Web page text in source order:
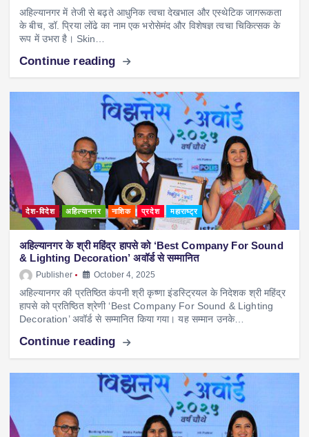
अहिल्यानगर में तेजी से बढ़ते आधुनिक त्वचा देखभाल और एस्थेटिक जागरूकता
के बीच, डॉ. प्रिया लोंढे का नाम एक भरोसेमंद और विशेषज्ञ त्वचा चिकित्सक के
रूप में उभरा है। Skin…
Continue reading
देश-विदेश अहिल्यानगर नाशिक प्रदेश महाराष्ट्र
अहिल्यानगर के श्री महिंद्र हापसे को ‘Best Company For Sound
& Lighting Decoration’ अवॉर्ड से सम्मानित
Publisher October 4, 2025
अहिल्यानगर की प्रतिष्ठित कंपनी श्री कृष्णा इंडस्ट्रियल के निदेशक श्री महिंद्र
हापसे को प्रतिष्ठित श्रेणी ‘Best Company For Sound & Lighting
Decoration’ अवॉर्ड से सम्मानित किया गया। यह सम्मान उनके…
Continue reading